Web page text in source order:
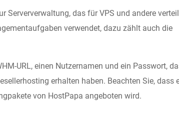
Serververwaltung, das für VPS und andere
verwendet, dazu zählt auch die
URL, einen Nutzernamen und ein Passwort,
erhalten haben. Beachten Sie, dass
von HostPapa angeboten wird.